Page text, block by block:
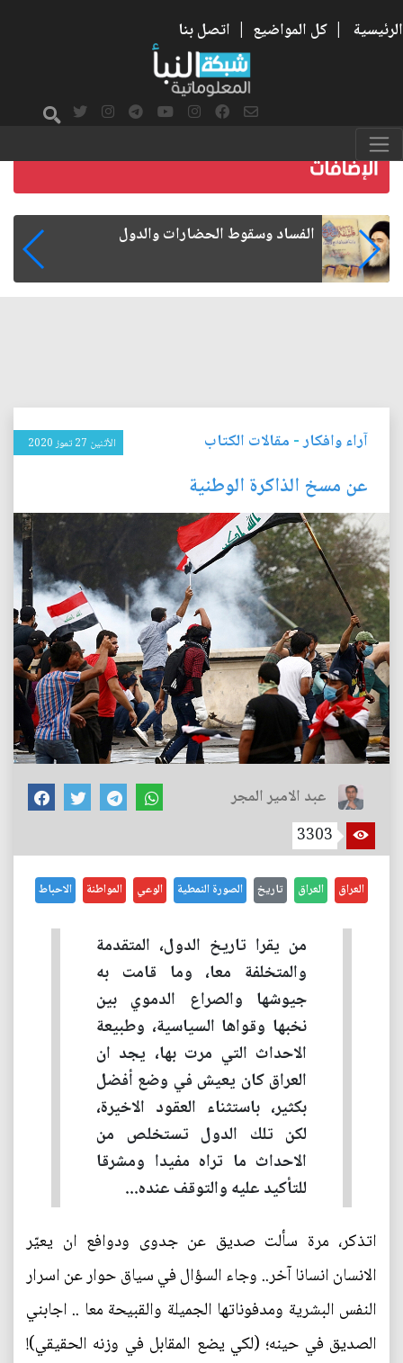
الرئيسية | كل المواضيع | اتصل بنا
رواتب الموظفين على صفيح ساخن
آراء وافكار- مقالات الكتاب الأثنين 27 تموز 2020
عن مسخ الذاكرة الوطنية
عبد الامير المجر
3303
العراق العراق تاريخ الصورة النمطية الوعي المواطنة الاحباط
من يقرا تاريخ الدول، المتقدمة
والمتخلفة معا، وما قامت به
جيوشها والصراع الدموي بين
نخبها وقواها السياسية، وطبيعة
الاحداث التي مرت بها، يجد ان
العراق كان يعيش في وضع أفضل
بكثير، باستثناء العقود الاخيرة،
لكن تلك الدول تستخلص من
الاحداث ما تراه مفيدا ومشرقا
للتأكيد عليه والتوقف عنده...
اتذكر، مرة سألت صديق عن جدوى ودوافع ان يعيّر
الانسان انسانا آخر.. وجاء السؤال في سياق حوار عن اسرار
النفس البشرية ومدفوناتها الجميلة والقبيحة معا .. اجابني
الصديق في حينه؛ (لكي يضع المقابل في وزنه الحقيقي)!